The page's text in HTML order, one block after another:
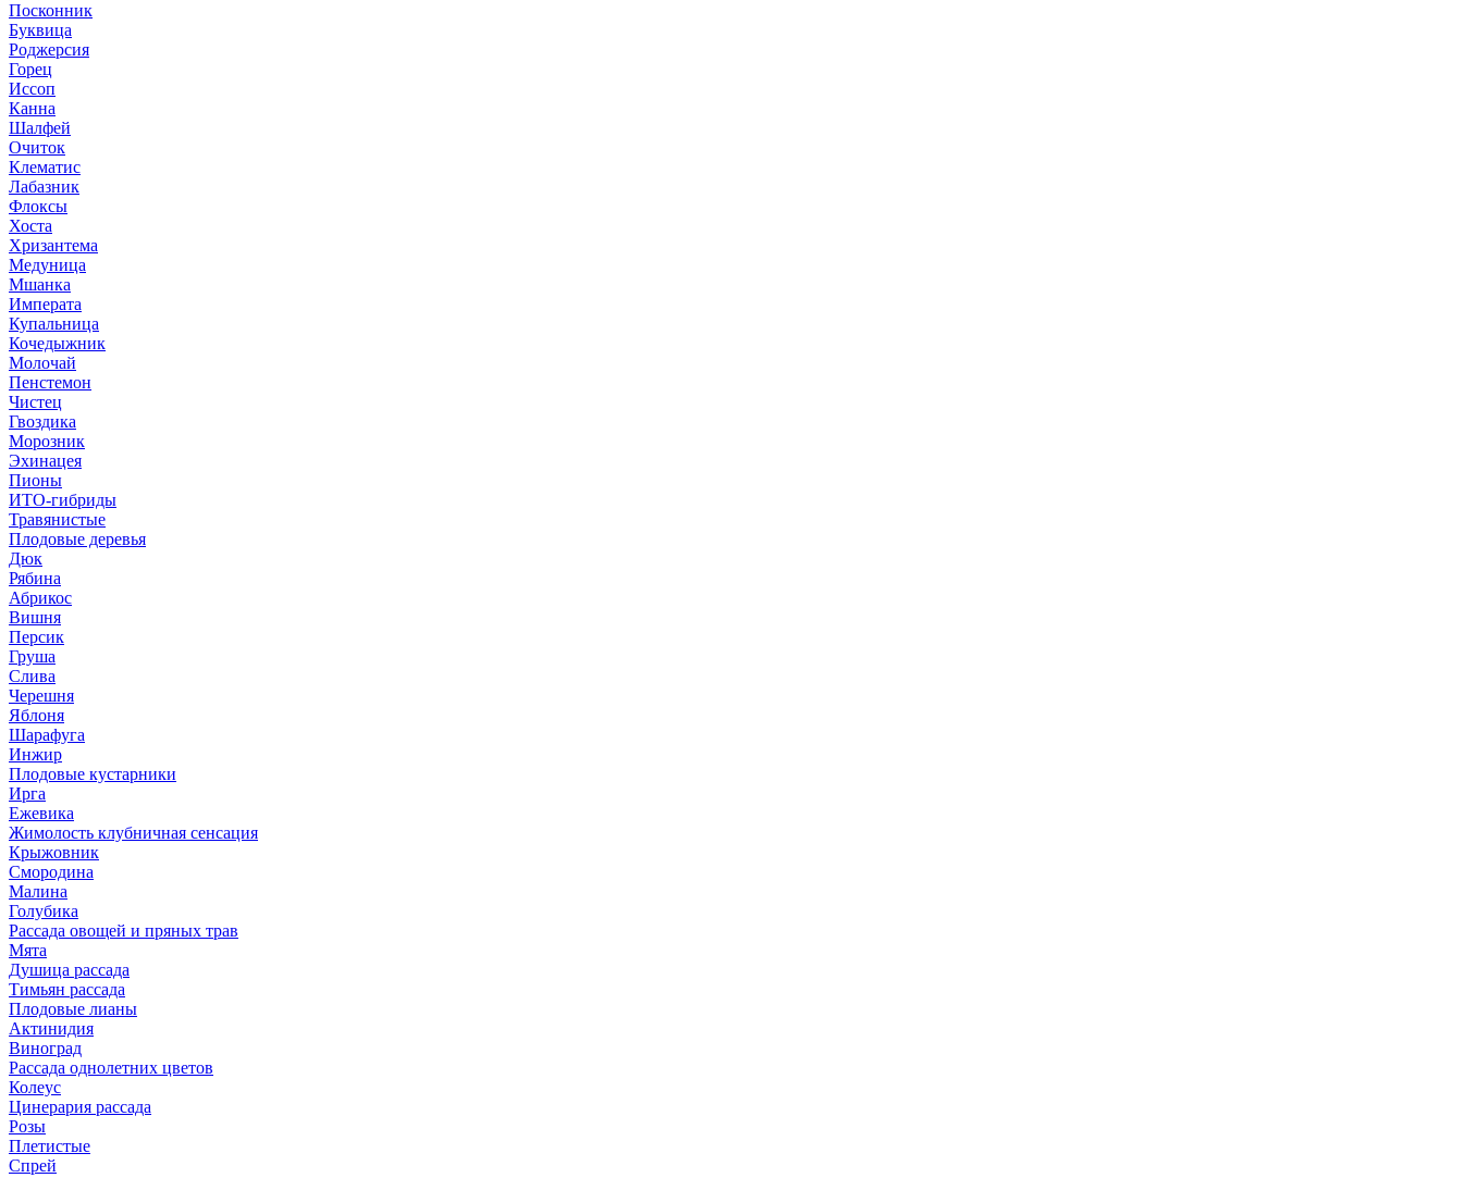
Посконник
Буквица
Роджерсия
Горец
Иссоп
Канна
Шалфей
Очиток
Клематис
Лабазник
Флоксы
Хоста
Хризантема
Медуница
Мшанка
Императа
Купальница
Кочедыжник
Молочай
Пенстемон
Чистец
Гвоздика
Морозник
Эхинацея
Пионы
ИТО-гибриды
Травянистые
Плодовые деревья
Дюк
Рябина
Абрикос
Вишня
Персик
Груша
Слива
Черешня
Яблоня
Шарафуга
Инжир
Плодовые кустарники
Ирга
Ежевика
Жимолость клубничная сенсация
Крыжовник
Смородина
Малина
Голубика
Рассада овощей и пряных трав
Мята
Душица рассада
Тимьян рассада
Плодовые лианы
Актинидия
Виноград
Рассада однолетних цветов
Колеус
Цинерария рассада
Розы
Плетистые
Спрей